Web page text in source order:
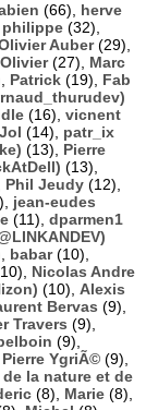
(66), herve
philippe (32),
Auber(29),
Olivier(27), Marc
Patrick (19), Fab
(16), vicnent
(14), patr_ix
(13), Pierre
(13),
Phil Jeudy (12),
jean-eudes
(11), dparmen1
babar(10),
Nicolas Andre
(10), Alexis
Bervas (9),
Travers (9),
(9),
Pierre YgriÃ© (9),
la nature et de
(8), Marie (8),